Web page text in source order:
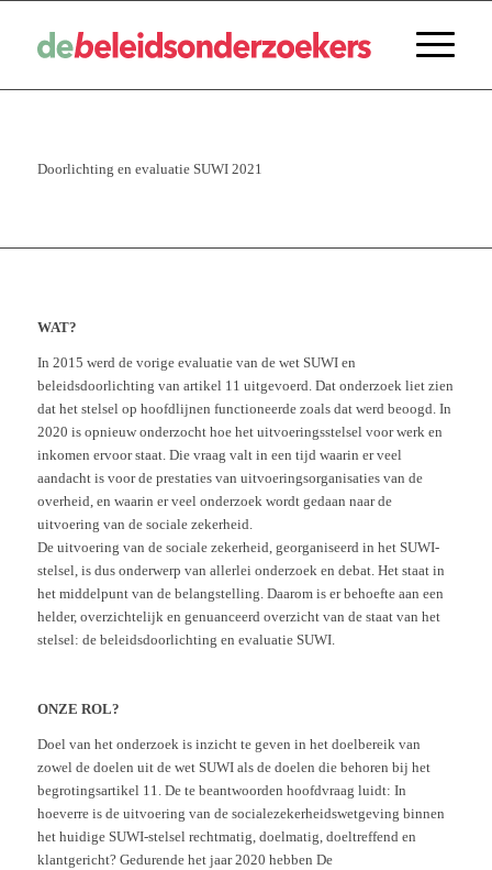
Doorlichting en evaluatie SUWI 2021
WAT?
In 2015 werd de vorige evaluatie van de wet SUWI en
beleidsdoorlichting van artikel 11 uitgevoerd. Dat onderzoek liet zien
dat het stelsel op hoofdlijnen functioneerde zoals dat werd beoogd. In
2020 is opnieuw onderzocht hoe het uitvoeringsstelsel voor werk en
inkomen ervoor staat. Die vraag valt in een tijd waarin er veel
aandacht is voor de prestaties van uitvoeringsorganisaties van de
overheid, en waarin er veel onderzoek wordt gedaan naar de
uitvoering van de sociale zekerheid.
De uitvoering van de sociale zekerheid, georganiseerd in het SUWI-
stelsel, is dus onderwerp van allerlei onderzoek en debat. Het staat in
het middelpunt van de belangstelling. Daarom is er behoefte aan een
helder, overzichtelijk en genuanceerd overzicht van de staat van het
stelsel: de beleidsdoorlichting en evaluatie SUWI.
ONZE ROL?
Doel van het onderzoek is inzicht te geven in het doelbereik van
zowel de doelen uit de wet SUWI als de doelen die behoren bij het
begrotingsartikel 11. De te beantwoorden hoofdvraag luidt: In
hoeverre is de uitvoering van de socialezekerheidswetgeving binnen
het huidige SUWI-stelsel rechtmatig, doelmatig, doeltreffend en
klantgericht? Gedurende het jaar 2020 hebben De